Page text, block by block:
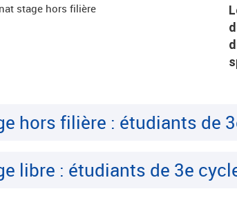
hors filière : étudiants de
libre : étudiants de 3e